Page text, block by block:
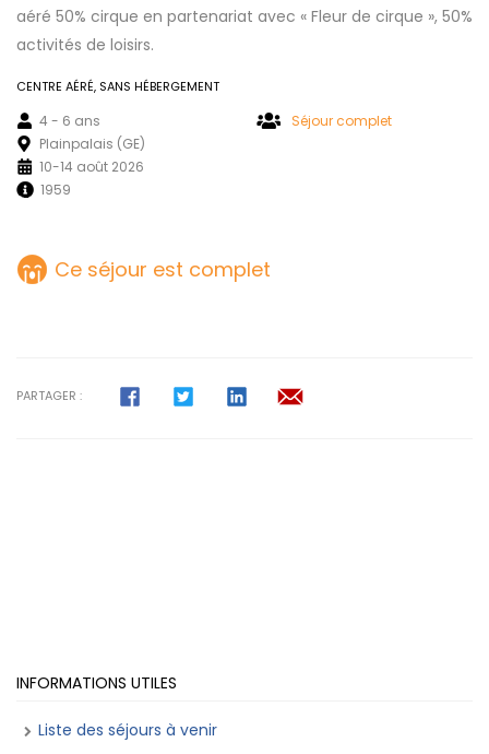
aéré 50% cirque en partenariat avec « Fleur de cirque », 50%
activités de loisirs.
CENTRE AÉRÉ, SANS HÉBERGEMENT
4 - 6 ans
Séjour complet
Plainpalais (GE)
10-14 août 2026
1959
Ce séjour est complet
PARTAGER :
INFORMATIONS UTILES
Liste des séjours à venir